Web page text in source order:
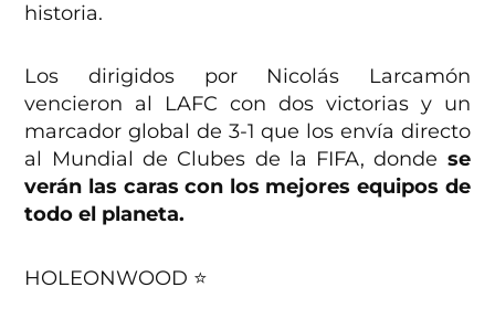
historia.
Los dirigidos por Nicolás Larcamón
vencieron al LAFC con dos victorias y un
marcador global de 3-1 que los envía directo
al Mundial de Clubes de la FIFA, donde se
verán las caras con los mejores equipos de
todo el planeta.
HOLEONWOOD ⭐️